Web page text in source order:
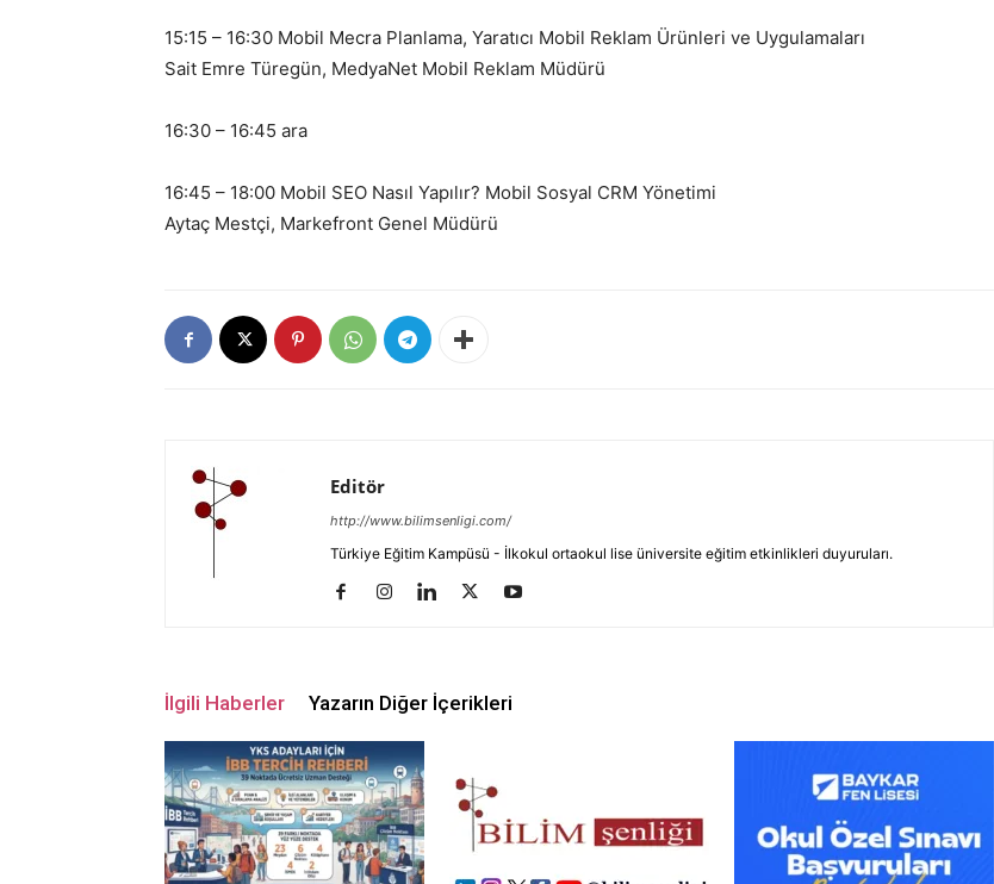
15:15 – 16:30 Mobil Mecra Planlama, Yaratıcı Mobil Reklam Ürünleri ve Uygulamaları
Sait Emre Türegün, MedyaNet Mobil Reklam Müdürü
16:30 – 16:45 ara
16:45 – 18:00 Mobil SEO Nasıl Yapılır? Mobil Sosyal CRM Yönetimi
Aytaç Mestçi, Markefront Genel Müdürü
Editör
http://www.bilimsenligi.com/
Türkiye Eğitim Kampüsü - İlkokul ortaokul lise üniversite eğitim etkinlikleri duyuruları.
İlgili Haberler Yazarın Diğer İçerikleri